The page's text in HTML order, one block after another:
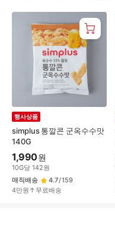
simplus 통깔콘 군옥수수맛
140G
행사상품
1,990원
10G당 142원
매직배송
4.7/159
4만원↑무료배송